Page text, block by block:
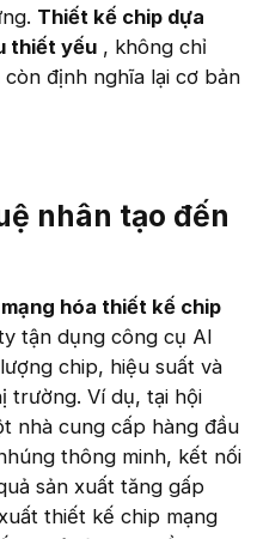
Thiết kế chip dựa
thiết yếu , không chỉ
định nghĩa lại cơ bản
nhân tạo đến
hóa thiết kế chip
tận dụng công cụ AI
chip, hiệu suất và
trường. Ví dụ, tại hội
nhà cung cấp hàng đầu
thông minh, kết nối
sản xuất tăng gấp
thiết kế chip mạng